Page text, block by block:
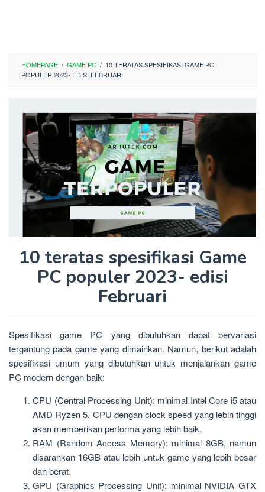
HOMEPAGE / GAME PC / 10 TERATAS SPESIFIKASI GAME PC
POPULER 2023- EDISI FEBRUARI
10 teratas spesifikasi Game
PC populer 2023- edisi
Februari
Spesifikasi game PC yang dibutuhkan dapat bervariasi
tergantung pada game yang dimainkan. Namun, berikut adalah
spesifikasi umum yang dibutuhkan untuk menjalankan game
PC modern dengan baik:
CPU (Central Processing Unit): minimal Intel Core i5 atau
AMD Ryzen 5. CPU dengan clock speed yang lebih tinggi
akan memberikan performa yang lebih baik.
RAM (Random Access Memory): minimal 8GB, namun
disarankan 16GB atau lebih untuk game yang lebih besar
dan berat.
GPU (Graphics Processing Unit): minimal NVIDIA GTX